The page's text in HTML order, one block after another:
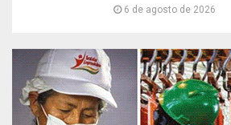
6 de agosto de 2026